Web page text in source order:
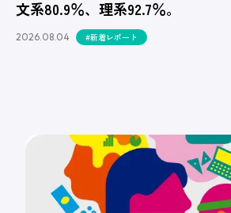
文系80.9％、理系92.7％。
2026.08.04 #新着レポート